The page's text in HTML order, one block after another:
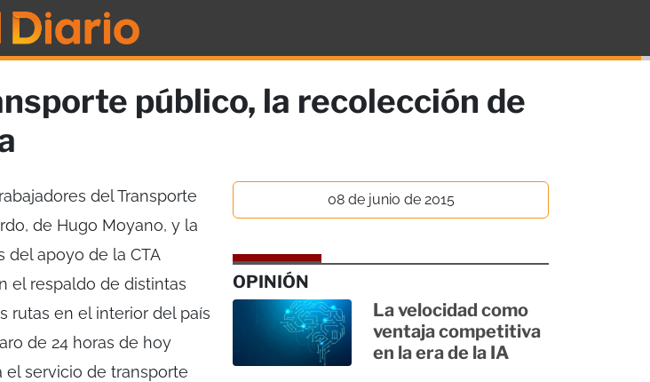
público, la recolección de
del Transporte
de Hugo Moyano, y la
del apoyo de la CTA
el respaldo de distintas
rutas en el interior del país
de 24 horas de hoy
servicio de transporte
08 de junio de 2015
OPINIÓN
La velocidad como
ventaja competitiva
en la era de la IA